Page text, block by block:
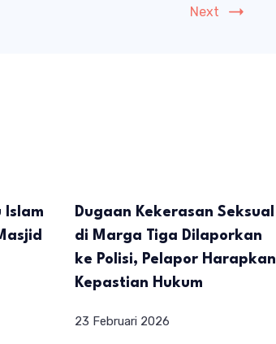
Next
Islam
Dugaan Kekerasan Seksual
di Marga Tiga Dilaporkan
ke Polisi, Pelapor Harapkan
Kepastian Hukum
23 Februari 2026